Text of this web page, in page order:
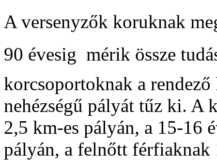
A versenyzők koruknak
90 évesig  mérik össze
korcsoportoknak a
nehézségű pályát tűz ki. A
2,5 km-es pályán, a 15-16
pályán, a felnőtt